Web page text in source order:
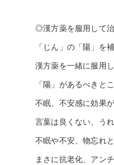
◎漢方薬を服用して
「じん」の「陽」を
漢方薬を一緒に服用し
「陽」があるべきと
不眠、不安感に効果が
言葉は良くない、う
不眠や不安、物忘れ
まさに抗老化、アン